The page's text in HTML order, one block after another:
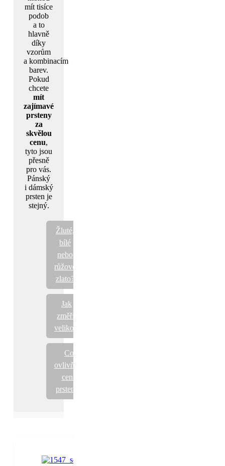
mít tisíce
podob
a to
hlavně
díky
vzorům
a kombinacím
barev.
Pokud
chcete
mít
zajímavé
prsteny
za
skvělou
cenu,
tyto jsou
přesně
pro vás.
Pánský
i dámský
prsten je
stejný.
Žluté,
bílé
nebo
růžové
zlato?
Jak
změřit
velikost
Co
ovlivňuje
cenu
prstenů?